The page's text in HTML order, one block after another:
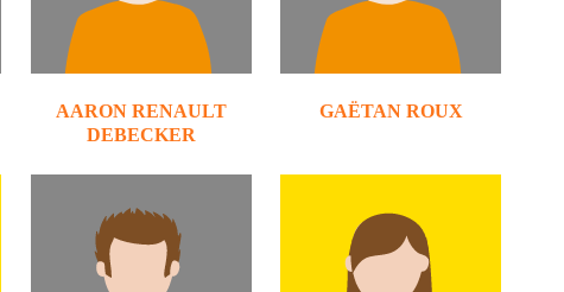
AARON RENAULT
DEBECKER
GAËTAN ROUX